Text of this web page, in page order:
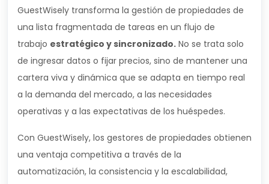
GuestWisely transforma la gestión de propiedades de
una lista fragmentada de tareas en un flujo de
trabajo estratégico y sincronizado. No se trata solo
de ingresar datos o fijar precios, sino de mantener una
cartera viva y dinámica que se adapta en tiempo real
a la demanda del mercado, a las necesidades
operativas y a las expectativas de los huéspedes.
Con GuestWisely, los gestores de propiedades obtienen
una ventaja competitiva a través de la
automatización, la consistencia y la escalabilidad,